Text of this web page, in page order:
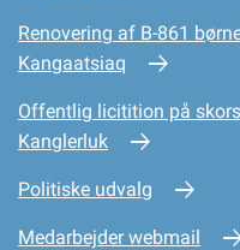
Renovering af B-861
Kangaatsiaq
Offentlig licitition på
Kanglerluk
Politiske udvalg
Medarbejder webmail